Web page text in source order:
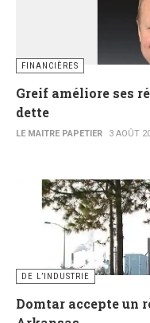
FINANCIÈRES
Greif améliore ses
dette
LE MAITRE PAPETIER 3 AOÛT
DE L’INDUSTRIE
Domtar accepte un